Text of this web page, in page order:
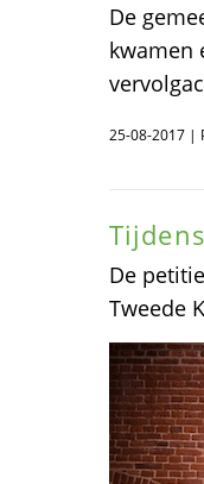
De
kwamen
25-08-2017 |
De
Tweede